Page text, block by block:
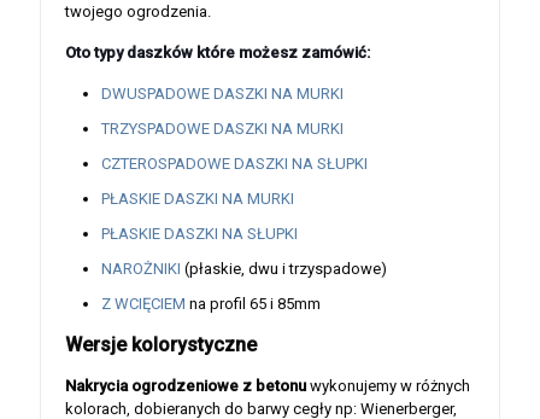
twojego ogrodzenia.
Oto typy daszków które możesz zamówić:
DWUSPADOWE DASZKI NA MURKI
TRZYSPADOWE DASZKI NA MURKI
CZTEROSPADOWE DASZKI NA SŁUPKI
PŁASKIE DASZKI NA MURKI
PŁASKIE DASZKI NA SŁUPKI
NAROŻNIKI (płaskie, dwu i trzyspadowe)
Z WCIĘCIEM na profil 65 i 85mm
Wersje kolorystyczne
Nakrycia ogrodzeniowe z betonu wykonujemy w różnych
kolorach, dobieranych do barwy cegły np: Wienerberger,